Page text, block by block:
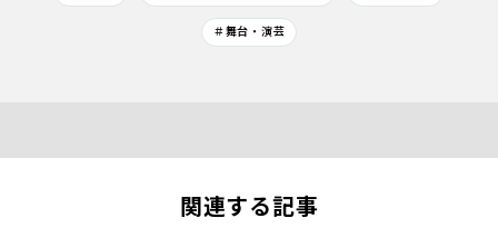
＃舞台・演芸
関連する記事